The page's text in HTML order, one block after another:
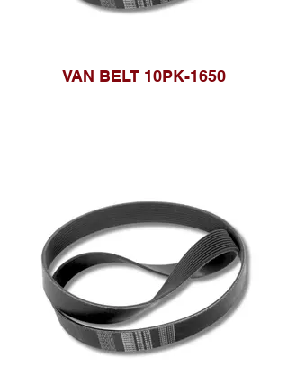
VAN BELT 10PK-1650